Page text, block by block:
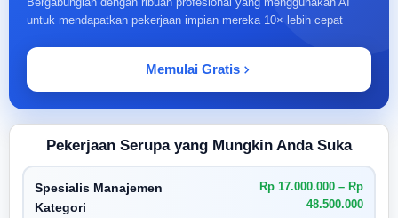
untuk mendapatkan pekerjaan impian mereka 10× lebih cepat
Memulai Gratis
Pekerjaan Serupa yang Mungkin Anda Suka
Spesialis Manajemen
Kategori
Rp 17.000.000 – Rp
48.500.000